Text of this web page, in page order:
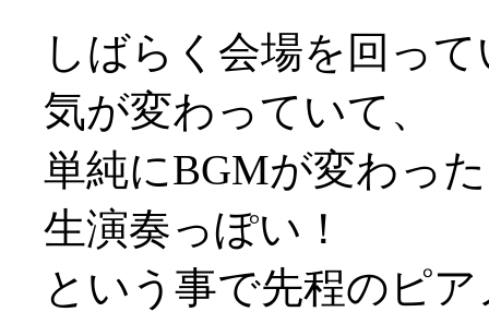
しばらく会場を回っ
気が変わっていて、
単純にBGMが変わっ
生演奏っぽい！
という事で先程のピ